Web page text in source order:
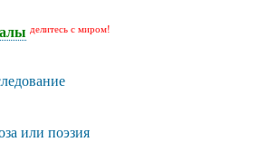
делитесь с миром!
или поэзия